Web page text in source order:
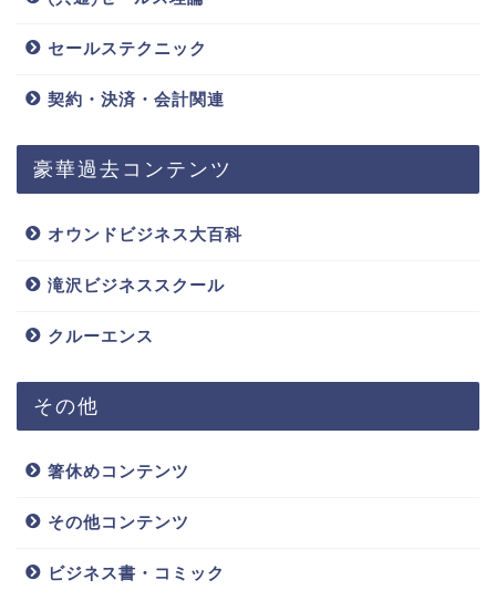
セールステクニック
契約・決済・会計関連
豪華過去コンテンツ
オウンドビジネス大百科
滝沢ビジネススクール
クルーエンス
その他
箸休めコンテンツ
その他コンテンツ
ビジネス書・コミック